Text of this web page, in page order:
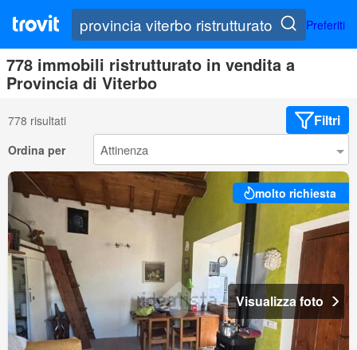
Preferiti
778 immobili ristrutturato in vendita a
Provincia di Viterbo
778 risultati Filtri
Ordina per
molto richiesta
Visualizza foto